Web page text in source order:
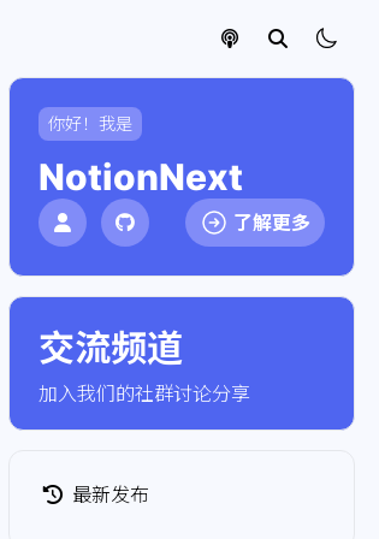
你好！我是
NotionNext
了解更多
交流频道
加入我们的社群讨论分享
点击加入社群
最新发布